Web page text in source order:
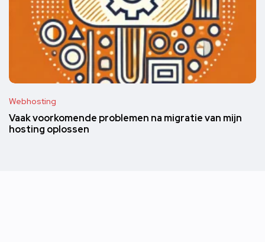
Webhosting
Vaak voorkomende problemen na migratie van mijn
hosting oplossen